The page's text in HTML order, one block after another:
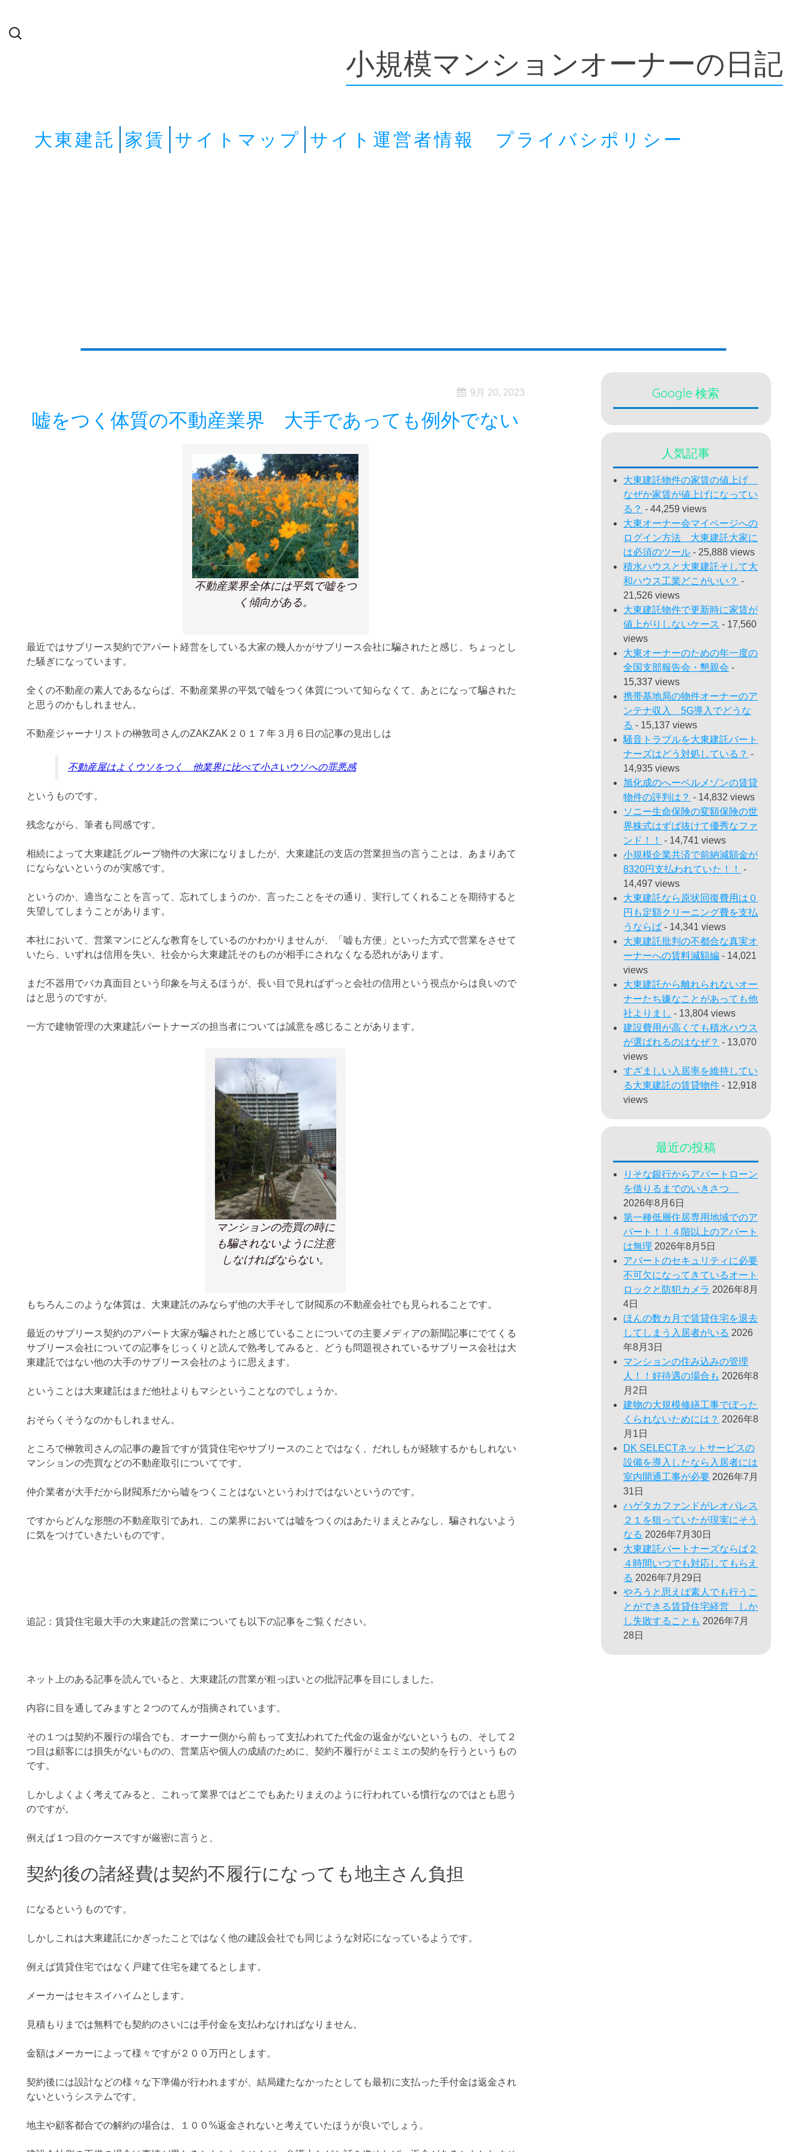
検
索:
小規模マンションオーナーの日記
大東建託 家賃 サイトマップ サイト運営者情報 プライバシポリシー
9月 20, 2023
嘘をつく体質の不動産業界 大手であっても例外でない
不動産業界全体には平気で嘘をつ
く傾向がある。
最近ではサブリース契約でアパート経営をしている大家の幾人かがサブリース会社に騙されたと感じ、ちょっとし
た騒ぎになっています。
全くの不動産の素人であるならば、不動産業界の平気で嘘をつく体質について知らなくて、あとになって騙された
と思うのかもしれません。
不動産ジャーナリストの榊敦司さんのZAKZAK２０１７年３月６日の記事の見出しは
不動産屋はよくウソをつく 他業界に比べて小さいウソへの罪悪感
というものです。
残念ながら、筆者も同感です。
相続によって大東建託グループ物件の大家になりましたが、大東建託の支店の営業担当の言うことは、あまりあて
にならないというのが実感です。
というのか、適当なことを言って、忘れてしまうのか、言ったことをその通り、実行してくれることを期待すると
失望してしまうことがあります。
本社において、営業マンにどんな教育をしているのかわかりませんが、「嘘も方便」といった方式で営業をさせて
いたら、いずれは信用を失い、社会から大東建託そのものが相手にされなくなる恐れがあります。
まだ不器用でバカ真面目という印象を与えるほうが、長い目で見ればずっと会社の信用という視点からは良いので
はと思うのですが。
一方で建物管理の大東建託パートナーズの担当者については誠意を感じることがあります。
マンションの売買の時に
も騙されないように注意
しなければならない。
もちろんこのような体質は、大東建託のみならず他の大手そして財閥系の不動産会社でも見られることです。
最近のサブリース契約のアパート大家が騙されたと感じていることについての主要メディアの新聞記事にでてくる
サブリース会社についての記事をじっくりと読んで熟考してみると、どうも問題視されているサブリース会社は大
東建託ではない他の大手のサブリース会社のように思えます。
ということは大東建託はまだ他社よりもマシということなのでしょうか。
おそらくそうなのかもしれません。
ところで榊敦司さんの記事の趣旨ですが賃貸住宅やサブリースのことではなく、だれしもが経験するかもしれない
マンションの売買などの不動産取引についてです。
仲介業者が大手だから財閥系だから嘘をつくことはないというわけではないというのです。
ですからどんな形態の不動産取引であれ、この業界においては嘘をつくのはあたりまえとみなし、騙されないよう
に気をつけていきたいものです。
追記：賃貸住宅最大手の大東建託の営業についても以下の記事をご覧ください。
ネット上のある記事を読んでいると、大東建託の営業が粗っぽいとの批評記事を目にしました。
内容に目を通してみますと２つのてんが指摘されています。
その１つは契約不履行の場合でも、オーナー側から前もって支払われてた代金の返金がないというもの、そして２
つ目は顧客には損失がないものの、営業店や個人の成績のために、契約不履行がミエミエの契約を行うというもの
です。
しかしよくよく考えてみると、これって業界ではどこでもあたりまえのように行われている慣行なのではとも思う
のですが。
例えば１つ目のケースですが厳密に言うと、
契約後の諸経費は契約不履行になっても地主さん負担
になるというものです。
しかしこれは大東建託にかぎったことではなく他の建設会社でも同じような対応になっているようです。
例えば賃貸住宅ではなく戸建て住宅を建てるとします。
メーカーはセキスイハイムとします。
見積もりまでは無料でも契約のさいには手付金を支払わなければなりません。
金額はメーカーによって様々ですが２００万円とします。
契約後には設計などの様々な下準備が行われますが、結局建たなかったとしても最初に支払った手付金は返金され
ないというシステムです。
地主や顧客都合での解約の場合は、１００%返金されないと考えていたほうが良いでしょう。
Google 検索
人気記事
大東建託物件の家賃の値上げ
なぜか家賃が値上げになってい
る？ - 44,259 views
大東オーナー会マイページへの
ログイン方法 大東建託大家に
は必須のツール - 25,888 views
積水ハウスと大東建託そして大
和ハウス工業どこがいい？ -
21,526 views
大東建託物件で更新時に家賃が
値上がりしないケース - 17,560
views
大東オーナーのための年一度の
全国支部報告会・懇親会 -
15,337 views
携帯基地局の物件オーナーのア
ンテナ収入 5G導入でどうな
る - 15,137 views
騒音トラブルを大東建託パート
ナーズはどう対処している？ -
14,935 views
旭化成のへーベルメゾンの賃貸
物件の評判は？ - 14,832 views
ソニー生命保険の変額保険の世
界株式はずば抜けて優秀なファ
ンド！！
- 14,741 views
小規模企業共済で前納減額金が
8320円支払われていた！！
-
14,497 views
大東建託なら原状回復費用は０
円も定額クリーニング費を支払
うならば - 14,341 views
大東建託批判の不都合な真実オ
ーナーへの賃料減額編 - 14,021
views
大東建託から離れられないオー
ナーたち嫌なことがあっても他
社よりまし - 13,804 views
建設費用が高くても積水ハウス
が選ばれるのはなぜ？ - 13,070
views
すざましい入居率を維持してい
る大東建託の賃貸物件 - 12,918
views
最近の投稿
りそな銀行からアパートローン
を借りるまでのいきさつ
2026年8月6日
第一種低層住居専用地域でのア
パート！！４階以上のアパート
は無理 2026年8月5日
アパートのセキュリティに必要
不可欠になってきているオート
ロックと防犯カメラ 2026年8月
4日
ほんの数カ月で賃貸住宅を退去
してしまう入居者がいる 2026
年8月3日
マンションの住み込みの管理
人！！好待遇の場合も 2026年8
月2日
建物の大規模修繕工事でぼった
くられないためには？ 2026年8
月1日
DK SELECTネットサービスの
設備を導入したなら入居者には
室内開通工事が必要 2026年7月
31日
ハゲタカファンドがレオパレス
２１を狙っていたが現実にそう
なる 2026年7月30日
大東建託パートナーズならば２
４時間いつでも対応してもらえ
る 2026年7月29日
やろうと思えば素人でも行うこ
とができる賃貸住宅経営 しか
し失敗することも 2026年7月
28日